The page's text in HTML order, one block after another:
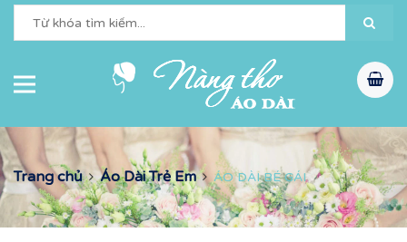
Trang chủ Áo Dài Trẻ Em ÁO DÀI BÉ GÁI